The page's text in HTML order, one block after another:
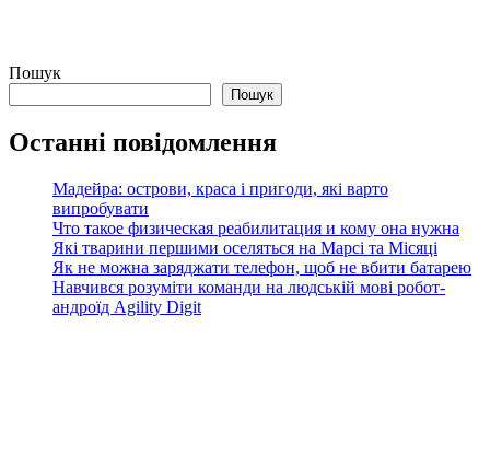
Пошук
Пошук
Останні повідомлення
Мадейра: острови, краса і пригоди, які варто
випробувати
Что такое физическая реабилитация и кому она нужна
Які тварини першими оселяться на Марсі та Місяці
Як не можна заряджати телефон, щоб не вбити батарею
Навчився розуміти команди на людській мові робот-
андроїд Agility Digit